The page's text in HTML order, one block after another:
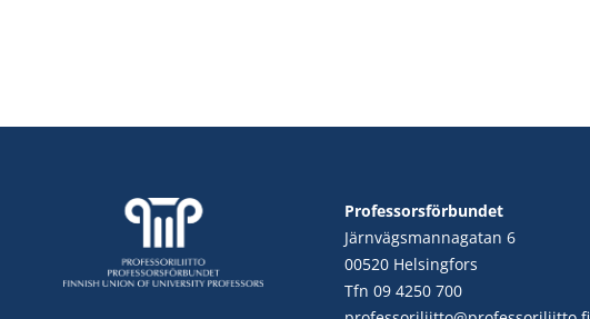
Professorsförbundet
Järnvägsmannagatan 6
00520 Helsingfors
Tfn 09 4250 700